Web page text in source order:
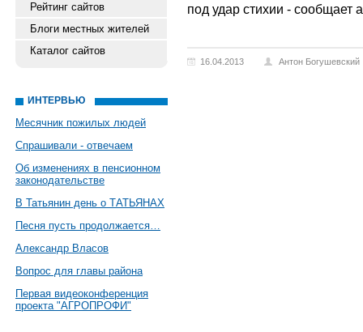
Рейтинг сайтов
Блоги местных жителей
Каталог сайтов
ИНТЕРВЬЮ
Месячник пожилых людей
Спрашивали - отвечаем
Об изменениях в пенсионном
законодательстве
В Татьянин день о ТАТЬЯНАХ
Песня пусть продолжается…
Александр Власов
Вопрос для главы района
Первая видеоконференция
проекта "АГРОПРОФИ"
под удар стихии - сообщает
16.04.2013 Антон Богушевский